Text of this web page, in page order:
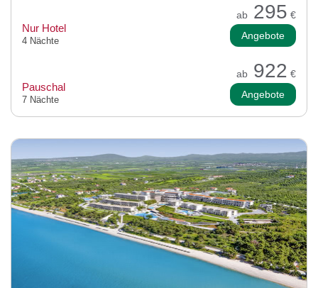
ab 295 €
Nur Hotel
4 Nächte Angebote
ab 922 €
Pauschal
7 Nächte Angebote